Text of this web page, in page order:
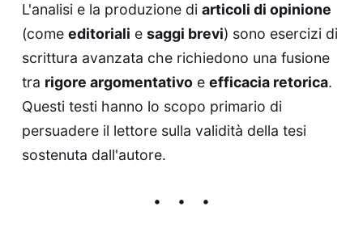
L'analisi e la produzione di articoli di opinione
(come editoriali e saggi brevi) sono esercizi di
scrittura avanzata che richiedono una fusione
tra rigore argomentativoe efficacia retorica.
Questi testi hanno lo scopo primario di
persuadere il lettore sulla validità della tesi
sostenuta dall'autore.